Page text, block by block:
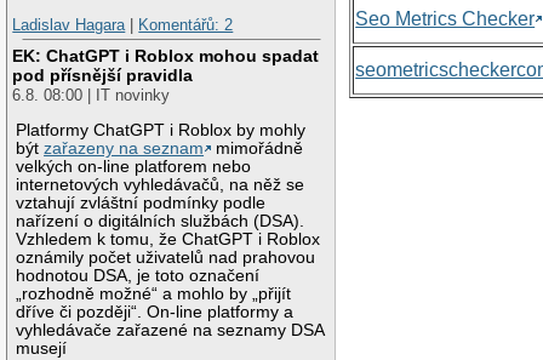
Ladislav Hagara
Komentářů: 2
EK: ChatGPT i Roblox mohou spadat
pod přísnější pravidla
6.8. 08:00 | IT novinky
Platformy ChatGPT i Roblox by mohly
býtzařazeny na seznam
mimořádně
velkých on-line platforem nebo
internetových vyhledávačů, na něž se
vztahují zvláštní podmínky podle
nařízení o digitálních službách (DSA).
Vzhledem k tomu, že ChatGPT i Roblox
oznámily počet uživatelů nad prahovou
hodnotou DSA, je toto označení
„rozhodně možné“ a mohlo by „přijít
dříve či později“. On-line platformy a
vyhledávače zařazené na seznamy DSA
musejí
Seo Metrics Checker